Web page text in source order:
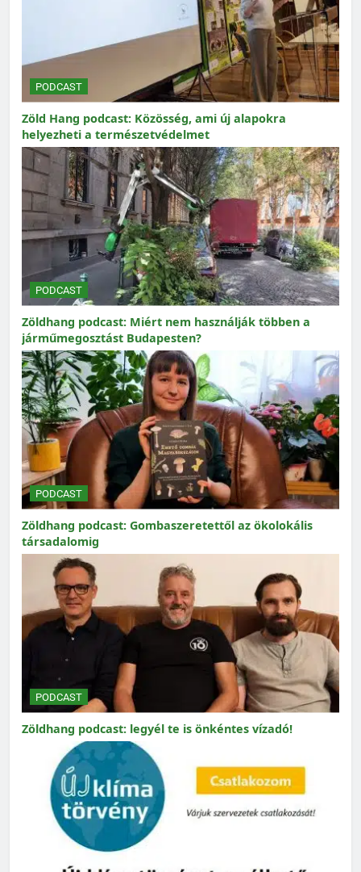
PODCAST
Zöld Hang podcast: Közösség, ami új alapokra
helyezheti a természetvédelmet
PODCAST
Zöldhang podcast: Miért nem használják többen a
járműmegosztást Budapesten?
PODCAST
Zöldhang podcast: Gombaszeretettől az ökolokális
társadalomig
PODCAST
Zöldhang podcast: legyél te is önkéntes vízadó!